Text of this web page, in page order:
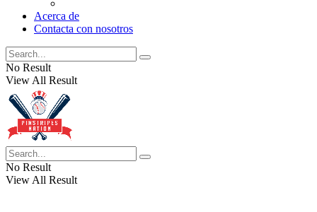
Acerca de
Contacta con nosotros
No Result
View All Result
No Result
View All Result